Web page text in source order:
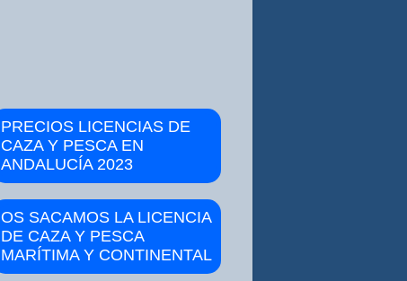
PRECIOS LICENCIAS DE
CAZA Y PESCA EN
ANDALUCÍA 2023
OS SACAMOS LA LICENCIA
DE CAZA Y PESCA
MARÍTIMA Y CONTINENTAL